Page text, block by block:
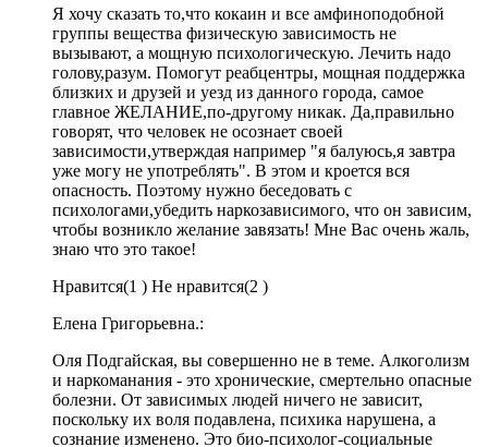
Я хочу сказать то,что кокаин и все амфиноподобной
группы вещества физическую зависимость не
вызывают, а мощную психологическую. Лечить надо
голову,разум. Помогут реабцентры, мощная поддержка
близких и друзей и уезд из данного города, самое
главное ЖЕЛАНИЕ,по-другому никак. Да,правильно
говорят, что человек не осознает своей
зависимости,утверждая например "я балуюсь,я завтра
уже могу не употреблять". В этом и кроется вся
опасность. Поэтому нужно беседовать с
психологами,убедить наркозависимого, что он зависим,
чтобы возникло желание завязать! Мне Вас очень жаль,
знаю что это такое!
Нравится(1 ) Не нравится(2 )
Елена Григорьевна.:
Оля Подгайская, вы совершенно не в теме. Алкоголизм
и наркоманания - это хронические, смертельно опасные
болезни. От зависимых людей ничего не зависит,
поскольку их воля подавлена, психика нарушена, а
сознание изменено. Это био-психолог-социальные